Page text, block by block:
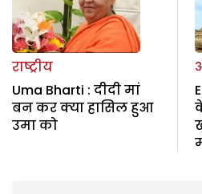
राष्ट्रीय
Uma Bharti : दीदी मां
बन कर क्या हासिल हुआ
उमा को